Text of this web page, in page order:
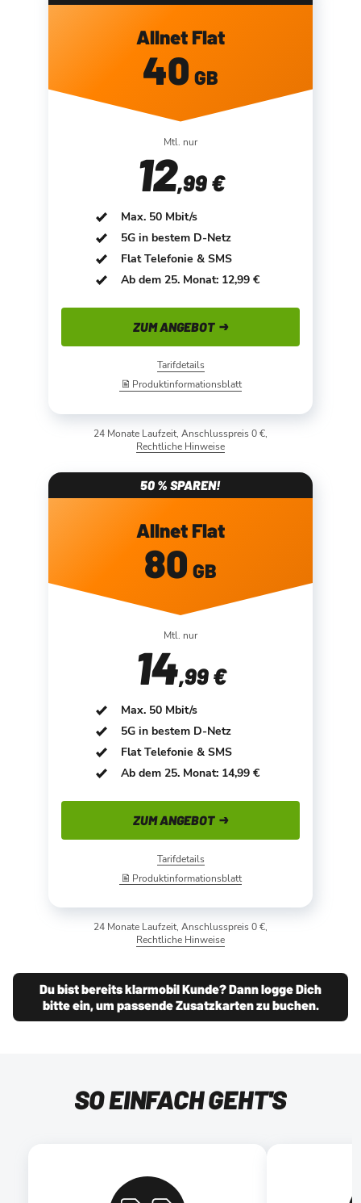
Allnet Flat
40 GB
Mtl. nur
12,99 €
Max. 50 Mbit/s
5G in bestem D-Netz
Flat Telefonie & SMS
Ab dem 25. Monat: 12,99 €
ZUM ANGEBOT
Tarifdetails
Produktinformationsblatt
24 Monate Laufzeit, Anschlusspreis 0 €,
Rechtliche Hinweise
50 % SPAREN!
Allnet Flat
80 GB
Mtl. nur
14,99 €
Max. 50 Mbit/s
5G in bestem D-Netz
Flat Telefonie & SMS
Ab dem 25. Monat: 14,99 €
ZUM ANGEBOT
Tarifdetails
Produktinformationsblatt
24 Monate Laufzeit, Anschlusspreis 0 €,
Rechtliche Hinweise
Du bist bereits klarmobil Kunde? Dann logge Dich
bitte ein, um passende Zusatzkarten zu buchen.
SO EINFACH GEHT'S